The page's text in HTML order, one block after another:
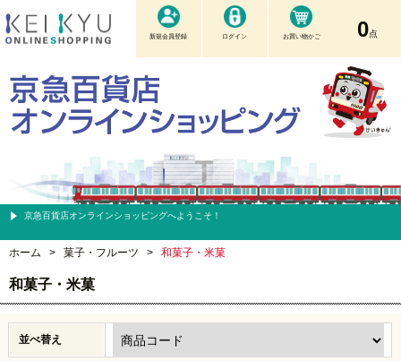
新規会員登録 ログイン お買い物かご 0点
京急百貨店オンラインショッピングへようこそ！
ホーム > 菓子・フルーツ > 和菓子・米菓
和菓子・米菓
並べ替え